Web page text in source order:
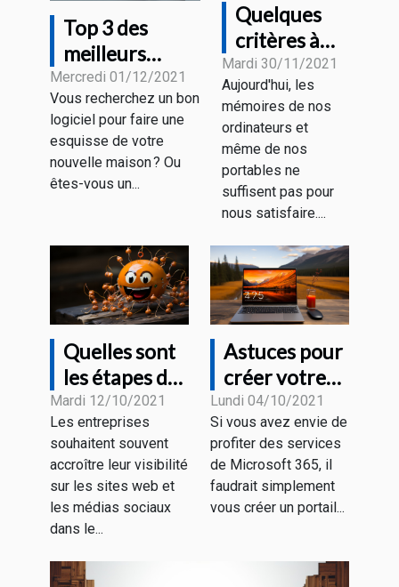
Top 3 des
meilleurs
logiciels
d’architectures
Mercredi 01/12/2021
Vous recherchez un bon
logiciel pour faire une
esquisse de votre
nouvelle maison ? Ou
êtes-vous un...
Quelques
critères à
considérer
pour choisir
un disque
dur
Mardi 30/11/2021
Aujourd'hui, les
mémoires de nos
ordinateurs et
même de nos
portables ne
suffisent pas pour
nous satisfaire....
Quelles sont
les étapes de
la création
d'un chatbot
?
Mardi 12/10/2021
Les entreprises
souhaitent souvent
accroître leur visibilité
sur les sites web et
les médias sociaux
dans le...
Astuces pour
créer votre
compte office
Microsoft
365
gratuitement
Lundi 04/10/2021
Si vous avez envie de
profiter des services
de Microsoft 365, il
faudrait simplement
vous créer un portail...